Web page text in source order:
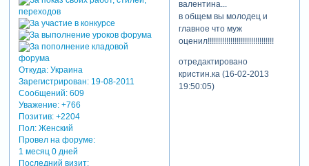
Откуда:Украина
Зарегистрирован: 19-08-2011
Сообщений:609
Уважение: +766
Позитив: +2204
Пол:Женский
Провел на форуме:
1 месяц 0 дней
Последний визит:
валентина...
в общем вы молодец и
главное что муж
оценил!!!!!!!!!!!!!!!!!!!!!!!!!!!!!!!!
отредактировано
кристин.ка (16-02-2013
19:50:05)